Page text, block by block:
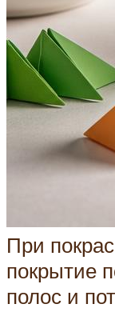
При
покрытие
полос и